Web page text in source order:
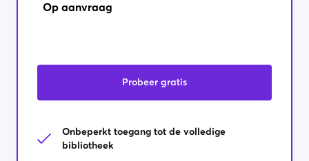
Op aanvraag
Probeer gratis
Onbeperkt toegang tot de volledige
bibliotheek